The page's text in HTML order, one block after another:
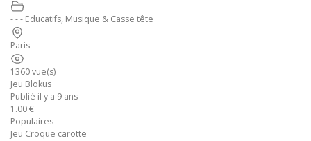
- - - Educatifs, Musique & Casse tête
Paris
1360 vue(s)
Jeu Blokus
Publié il y a 9 ans
1.00 €
Populaires
Jeu Croque carotte